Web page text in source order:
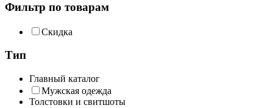
Фильтр по товарам
Скидка
Тип
Главный каталог
Мужская одежда
Толстовки и свитшоты